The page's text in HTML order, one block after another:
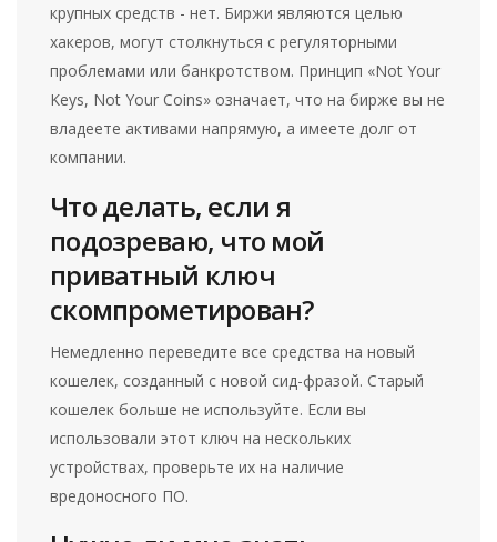
крупных средств - нет. Биржи являются целью
хакеров, могут столкнуться с регуляторными
проблемами или банкротством. Принцип «Not Your
Keys, Not Your Coins» означает, что на бирже вы не
владеете активами напрямую, а имеете долг от
компании.
Что делать, если я
подозреваю, что мой
приватный ключ
скомпрометирован?
Немедленно переведите все средства на новый
кошелек, созданный с новой сид-фразой. Старый
кошелек больше не используйте. Если вы
использовали этот ключ на нескольких
устройствах, проверьте их на наличие
вредоносного ПО.